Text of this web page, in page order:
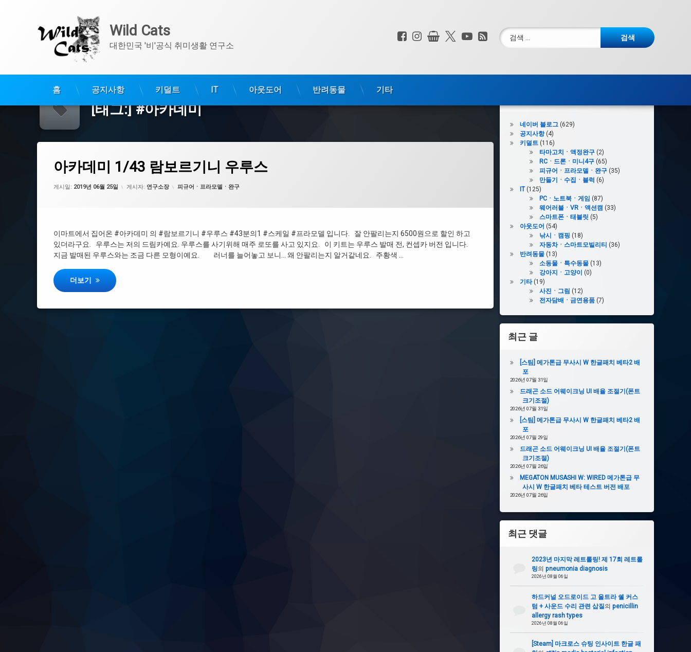
Wild Cats
대한민국 '비'공식 취미생활 연구소 전화 :
페이스북
인스타그램
상점 X.com
YouTube
RSS검색:
홈 공지사항 키덜트 IT 아웃도어 반려동물 기타
[태그:]#아카데미
아카데미 1/43 람보르기니 우루스
게시일: 2019년 06월 25일 게시자: 연구소장 카테고리:
피규어ㆍ프라모델ㆍ완구
이마트에서 집어온 #아카데미 의 #람보르기니 #우루스 #43분의1 #스케일 #프라모델 입니다. 잘 안팔리는지 6500원으로 할인 하고
있더라구요. 우루스는 저의 드림카예요. 우루스를 사기위해 매주 로또를 사고 있지요. 이 키트는 우루스 발매 전, 컨셉카 버전 입니다.
지금 발매된 우루스와는 조금 다른 모형이예요. 러너를 늘어놓고 보니… 왜 안팔리는지 알거같네요. 주황색 …
아카데미 1/43 람보르기니 우루스
더보기
#스케일
네이버 블로그(629)
공지사항(4)
키덜트(116)
타마고치ㆍ액정완구(2)
RCㆍ드론ㆍ미니4구(65)
피규어ㆍ프라모델ㆍ완구(35)
만들기ㆍ수집ㆍ블럭 (6)
IT(125)
PCㆍ노트북ㆍ게임 (87)
웨어러블ㆍVRㆍ액션캠 (33)
스마트폰ㆍ태블릿 (5)
아웃도어 (54)
낚시ㆍ캠핑 (18)
자동차ㆍ스마트모빌리티 (36)
반려동물(13)
소동물ㆍ특수동물(13)
강아지ㆍ고양이
(0)
기타(19)
사진ㆍ그림 (12)
전자담배ㆍ금연용품(7)
최근 글
[스팀] 메가톤급 무사시 W 한글패치 베타2 배
포
2026년 07월 31일
드래곤 소드 어웨이크닝 UI 배율 조절기(폰트
크기조절)
2026년 07월 31일
[스팀] 메가톤급 무사시 W 한글패치 베타2 배
포
2026년 07월 29일
드래곤 소드 어웨이크닝 UI 배율 조절기(폰트
크기조절)
2026년 07월 26일
MEGATON MUSASHI W: WIRED 메가톤급 무
사시 W 한글패치 베타 테스트 버전 배포
2026년 07월 26일
최근 댓글
2023년 마지막 레트롤링! 제 17회 레트롤
링의 pneumonia diagnosis
2026년 08월 06일
하드커널 오드로이드 고 울트라 쉘 커스
텀 + 사운드 수리 관련 삽질의 penicillin
allergy rash types
2026년 08월 06일
[Steam] 마크로스 슈팅 인사이트 한글 패